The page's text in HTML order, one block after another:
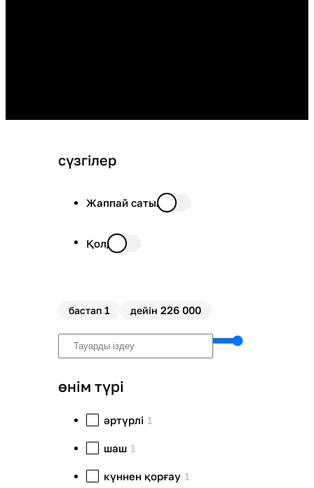
сүзгілер
Жаппай сатылымда
Қолда бар
бастап 1 дейін 226 000
өнім түрі
әртүрлі 1
шаш 1
күннен қорғау 1